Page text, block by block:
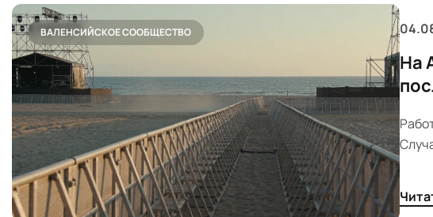
ВАЛЕНСИЙСКОЕ СООБЩЕСТВО
На